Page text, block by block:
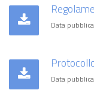
Data
Data